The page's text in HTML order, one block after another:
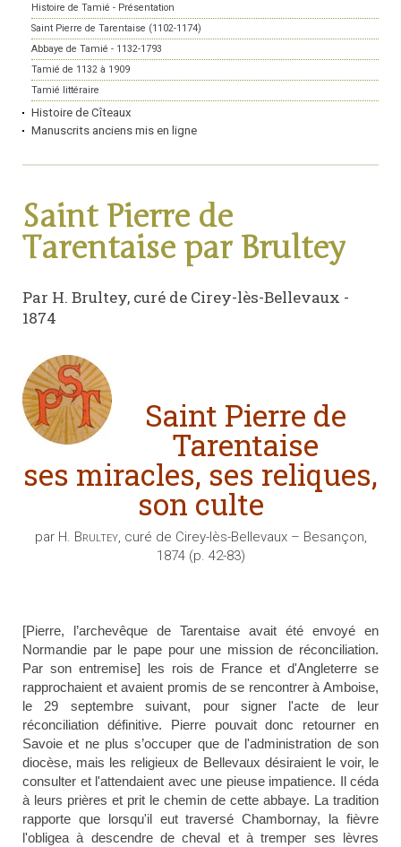
Histoire de Tamié - Présentation
Saint Pierre de Tarentaise (1102-1174)
Abbaye de Tamié - 1132-1793
Tamié de 1132 à 1909
Tamié littéraire
Histoire de Cîteaux
Manuscrits anciens mis en ligne
Saint Pierre de
Tarentaise par Brultey
Par H. Brultey, curé de Cirey-lès-Bellevaux -
1874
Saint Pierre de
Tarentaise
ses miracles, ses reliques,
son culte
par H. Brultey, curé de Cirey-lès-Bellevaux – Besançon,
1874 (p. 42-83)
[Pierre, l’archevêque de Tarentaise avait été envoyé en
Normandie par le pape pour une mission de réconciliation.
Par son entremise] les rois de France et d'Angleterre se
rapprochaient et avaient promis de se rencontrer à Amboise,
le 29 septembre suivant, pour signer l'acte de leur
réconciliation définitive. Pierre pouvait donc retourner en
Savoie et ne plus s’occuper que de l'administration de son
diocèse, mais les religieux de Bellevaux désiraient le voir, le
consulter et l'attendaient avec une pieuse impatience. Il céda
à leurs prières et prit le chemin de cette abbaye. La tradition
rapporte que lorsqu'il eut traversé Chambornay, la fièvre
l'obligea à descendre de cheval et à tremper ses lèvres